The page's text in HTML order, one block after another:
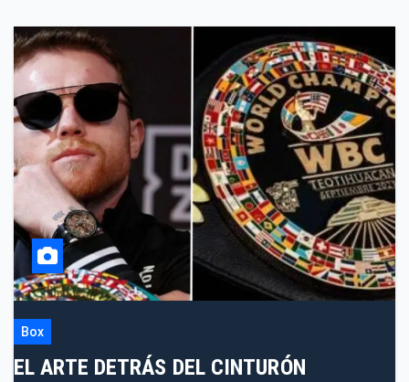
Box
EL ARTE DETRÁS DEL CINTURÓN